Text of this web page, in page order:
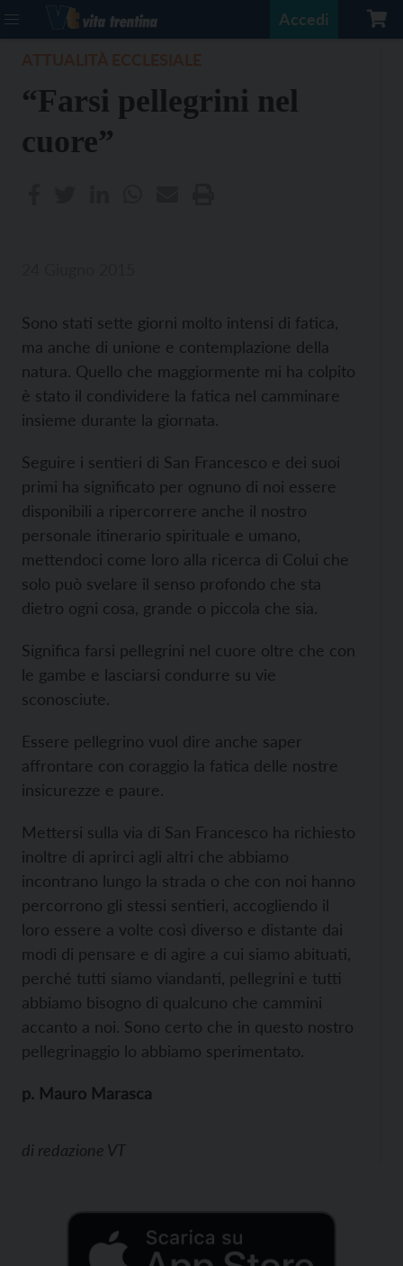
Accedi
“Farsi pellegrini nel
cuore”
Sono stati sette giorni molto intensi di fatica,
ma anche di unione e contemplazione della
natura. Quello che maggiormente mi ha colpito
è stato il condividere la fatica nel camminare
insieme durante la giornata.
Seguire i sentieri di San Francesco e dei suoi
primi ha significato per ognuno di noi essere
disponibili a ripercorrere anche il nostro
personale itinerario spirituale e umano,
mettendoci come loro alla ricerca di Colui che
solo può svelare il senso profondo che sta
dietro ogni cosa, grande o piccola che sia.
Significa farsi pellegrini nel cuore oltre che con
le gambe e lasciarsi condurre su vie
sconosciute.
Essere pellegrino vuol dire anche saper
affrontare con coraggio la fatica delle nostre
insicurezze e paure.
Mettersi sulla via di San Francesco ha richiesto
inoltre di aprirci agli altri che abbiamo
incontrano lungo la strada o che con noi hanno
percorrono gli stessi sentieri, accogliendo il
loro essere a volte così diverso e distante dai
modi di pensare e di agire a cui siamo abituati,
perché tutti siamo viandanti, pellegrini e tutti
abbiamo bisogno di qualcuno che cammini
accanto a noi. Sono certo che in questo nostro
pellegrinaggio lo abbiamo sperimentato.
p. Mauro Marasca
di redazione VT